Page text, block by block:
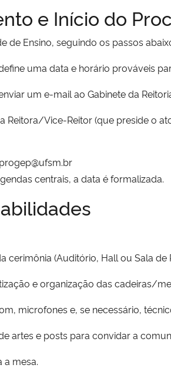
e Início do
de Ensino, seguindo os passos
uma data e horário prováveis
um e-mail ao Gabinete da
Reitora/Vice-Reitor (que preside o
centrais, a data é formalizada.
cerimônia (Auditório, Hall ou Sala de
e organização das cadeiras/
microfones e, se necessário,
artes e posts para convidar a
a mesa.